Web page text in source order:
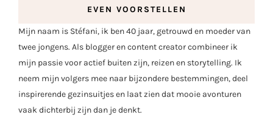
EVEN VOORSTELLEN
Mijn naam is Stéfani, ik ben 40 jaar, getrouwd en moeder van
twee jongens. Als blogger en content creator combineer ik
mijn passie voor actief buiten zijn, reizen en storytelling. Ik
neem mijn volgers mee naar bijzondere bestemmingen, deel
inspirerende gezinsuitjes en laat zien dat mooie avonturen
vaak dichterbij zijn dan je denkt.